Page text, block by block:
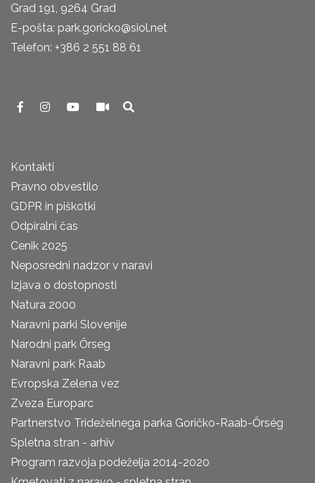
Grad 191, 9264 Grad
E-pošta: park.goricko@siol.net
Telefon: +386 2 551 88 61
Kontakti
Pravno obvestilo
GDPR in piškotki
Odpiralni čas
Cenik 2025
Neposredni nadzor v naravi
Izjava o dostopnosti
Natura 2000
Naravni parki Slovenije
Narodni park Őrseg
Naravni park Raab
Evropska Zelena vez
Zveza Europarc
Partnerstvo Trideželnega parka Goričko-Raab-Őrség
Spletna stran - arhiv
Program razvoja podeželja 2014-2020